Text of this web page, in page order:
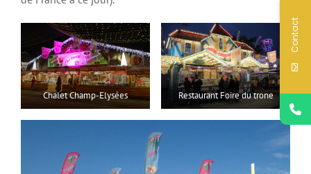
Chalet Champ-Elysées Restaurant Foire du trone
Contact